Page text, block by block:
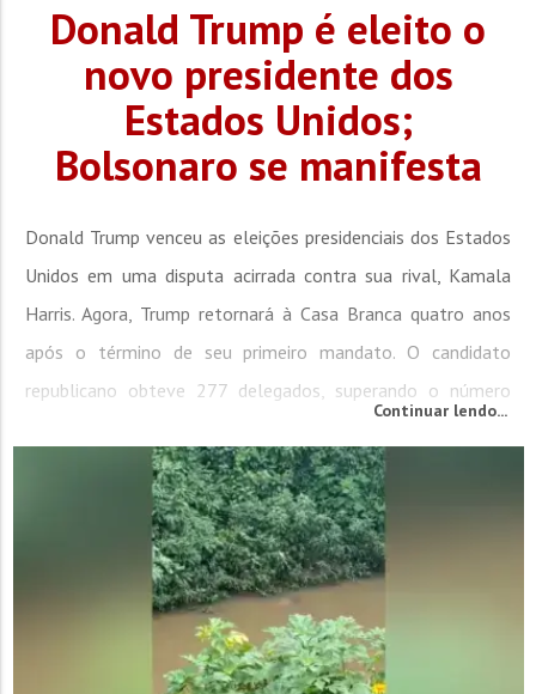
Donald Trump é eleito o
novo presidente dos
Estados Unidos;
Bolsonaro se manifesta
Donald Trump venceu as eleições presidenciais dos Estados
Unidos em uma disputa acirrada contra sua rival, Kamala
Harris. Agora, Trump retornará à Casa Branca quatro anos
após o término de seu primeiro mandato. O candidato
republicano obteve 277 delegados, superando o número
Colégio Eleitoral e vencer a eleição. A vitória de Trump foi
confirmada com...
Continuar lendo...